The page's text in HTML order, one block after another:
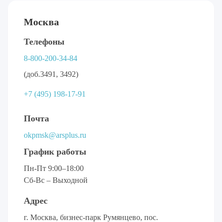
Москва
Телефоны
8-800-200-34-84
(доб.3491, 3492)
+7 (495) 198-17-91
Почта
okpmsk@arsplus.ru
График работы
Пн-Пт 9:00–18:00
Сб-Вс – Выходной
Адрес
г. Москва, бизнес-парк Румянцево, пос.